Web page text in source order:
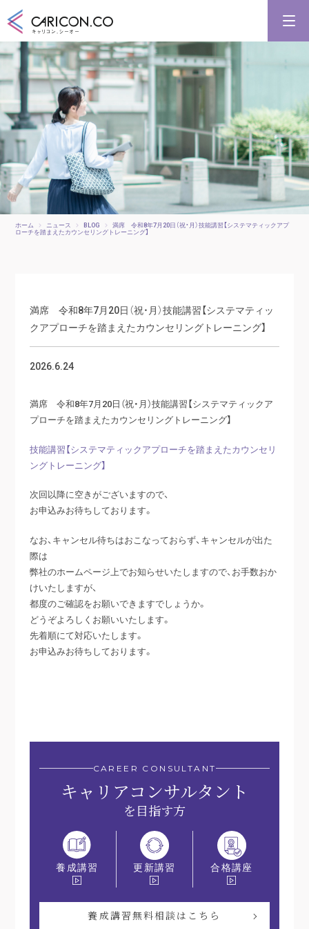
キャリアコンサルタント養成講習
キャリアコンサルタント更新講習
合格講座
キャリコンシーオーとは
キャリアコンサルタントとは
ホーム ニュース BLOG 満席 令和8年7月20日（祝・月）技能講習【システマティックアプ
ローチを踏まえたカウンセリングトレーニング】
満席 令和8年7月20日（祝・月）技能講習【システマティッ
クアプローチを踏まえたカウンセリングトレーニング】
2026.6.24
満席 令和8年7月20日（祝・月）技能講習【システマティックア
プローチを踏まえたカウンセリングトレーニング】
技能講習【システマティックアプローチを踏まえたカウンセリ
ングトレーニング】
次回以降に空きがございますので、
お申込みお待ちしております。
なお、キャンセル待ちはおこなっておらず、キャンセルが出た
際は
弊社のホームページ上でお知らせいたしますので、お手数おか
けいたしますが、
都度のご確認をお願いできますでしょうか。
どうぞよろしくお願いいたします。
先着順にて対応いたします。
お申込みお待ちしております。
CAREER CONSULTANT
キャリアコンサルタント
を目指す方
養成講習 更新講習 合格講座
養成講習無料相談はこちら